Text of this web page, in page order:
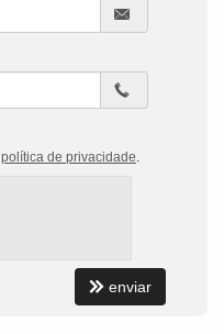
política de privacidade.
enviar